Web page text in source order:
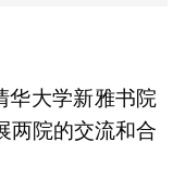
华大学新雅书院
两院的交流和合